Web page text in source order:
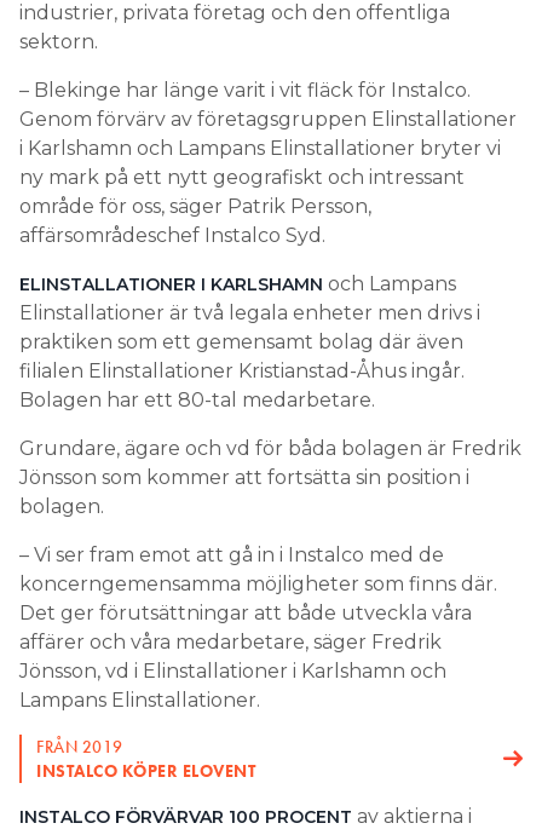
industrier, privata företag och den offentliga
sektorn.
– Blekinge har länge varit i vit fläck för Instalco.
Genom förvärv av företagsgruppen Elinstallationer
i Karlshamn och Lampans Elinstallationer bryter vi
ny mark på ett nytt geografiskt och intressant
område för oss, säger Patrik Persson,
affärsområdeschef Instalco Syd.
ELINSTALLATIONER I KARLSHAMN och Lampans
Elinstallationer är två legala enheter men drivs i
praktiken som ett gemensamt bolag där även
filialen Elinstallationer Kristianstad-Åhus ingår.
Bolagen har ett 80-tal medarbetare.
Grundare, ägare och vd för båda bolagen är Fredrik
Jönsson som kommer att fortsätta sin position i
bolagen.
– Vi ser fram emot att gå in i Instalco med de
koncerngemensamma möjligheter som finns där.
Det ger förutsättningar att både utveckla våra
affärer och våra medarbetare, säger Fredrik
Jönsson, vd i Elinstallationer i Karlshamn och
Lampans Elinstallationer.
FRÅN 2019
INSTALCO KÖPER ELOVENT
INSTALCO FÖRVÄRVAR 100 PROCENT av aktierna i